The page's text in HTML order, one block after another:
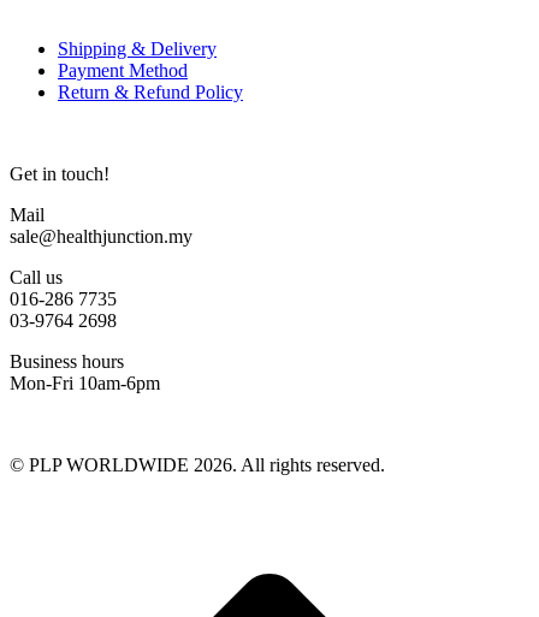
Shipping & Delivery
Payment Method
Return & Refund Policy
Get in touch!
Mail
sale@healthjunction.my
Call us
016-286 7735
03-9764 2698
Business hours
Mon-Fri 10am-6pm
© PLP WORLDWIDE 2026. All rights reserved.